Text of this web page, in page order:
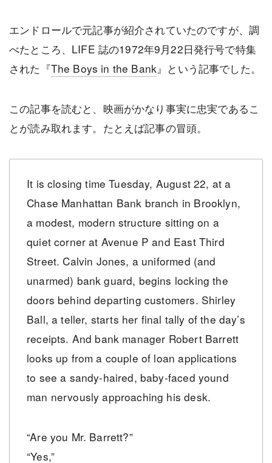
エンドロールで元記事が紹介されていたのですが、調
べたところ、LIFE 誌の1972年9月22日発行号で特集
された『The Boys in the Bank 』という記事でした。
この記事を読むと、映画がかなり事実に忠実であるこ
とが読み取れます。たとえば記事の冒頭。
It is closing time Tuesday, August 22, at a
Chase Manhattan Bank branch in Brooklyn,
a modest, modern structure sitting on a
quiet corner at Avenue P and East Third
Street. Calvin Jones, a uniformed (and
unarmed) bank guard, begins locking the
doors behind departing customers. Shirley
Ball, a teller, starts her final tally of the day’s
receipts. And bank manager Robert Barrett
looks up from a couple of loan applications
to see a sandy-haired, baby-faced yound
man nervously approaching his desk.
“Are you Mr. Barrett?”
“Yes,”